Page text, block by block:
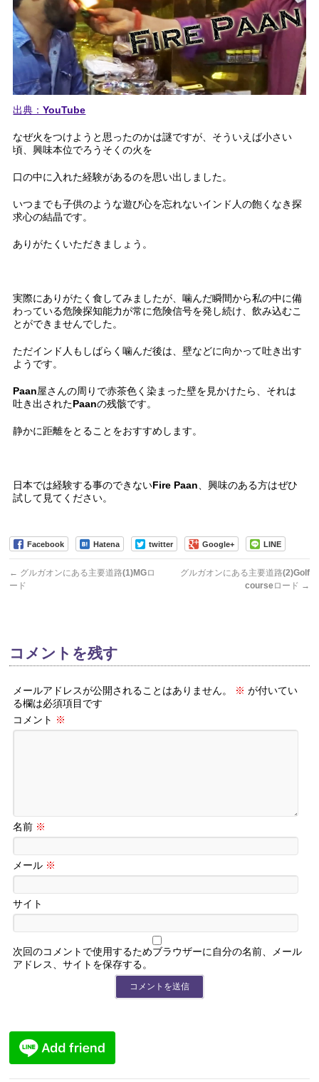
出典：YouTube
なぜ火をつけようと思ったのかは謎ですが、そういえば小さい
頃、興味本位でろうそくの火を
口の中に入れた経験があるのを思い出しました。
いつまでも子供のような遊び心を忘れないインド人の飽くなき探
求心の結晶です。
ありがたくいただきましょう。
実際にありがたく食してみましたが、噛んだ瞬間から私の中に備
わっている危険探知能力が常に危険信号を発し続け、飲み込むこ
とができませんでした。
ただインド人もしばらく噛んだ後は、壁などに向かって吐き出す
ようです。
Paan屋さんの周りで赤茶色く染まった壁を見かけたら、それは
吐き出されたPaanの残骸です。
静かに距離をとることをおすすめします。
日本では経験する事のできないFire Paan、興味のある方はぜひ
試して見てください。
Facebook Hatena twitter Google+ LINE
← グルガオンにある主要道路(1)MGロ
ード
グルガオンにある主要道路(2)Golf
courseロード →
コメントを残す
メールアドレスが公開されることはありません。 ※ が付いてい
る欄は必須項目です
コメント ※
名前 ※
メール ※
サイト
次回のコメントで使用するためブラウザーに自分の名前、メール
アドレス、サイトを保存する。